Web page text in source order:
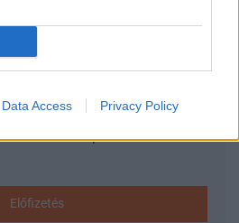
Data Access Privacy Policy
hírarchívumához
előfizetéses
cikkarchívum
2 év napon belüli
Előfizetés